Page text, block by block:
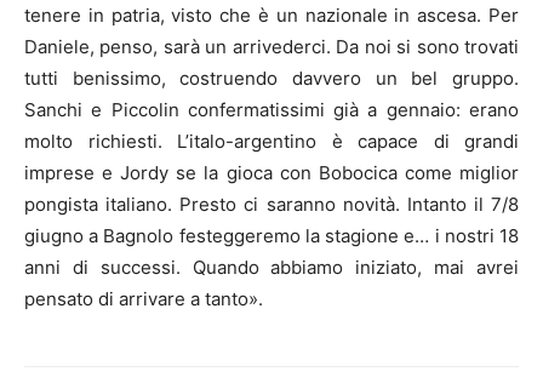
tenere in patria, visto che è un nazionale in ascesa. Per
Daniele, penso, sarà un arrivederci. Da noi si sono trovati
tutti benissimo, costruendo davvero un bel gruppo.
Sanchi e Piccolin confermatissimi già a gennaio: erano
molto richiesti. L’italo-argentino è capace di grandi
imprese e Jordy se la gioca con Bobocica come miglior
pongista italiano. Presto ci saranno novità. Intanto il 7/8
giugno a Bagnolo festeggeremo la stagione e… i nostri 18
anni di successi. Quando abbiamo iniziato, mai avrei
pensato di arrivare a tanto».